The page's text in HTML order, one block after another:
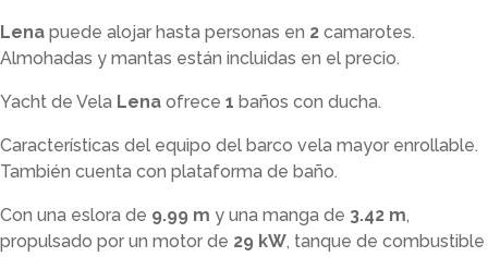
Lena puede alojar hasta personas en 2 camarotes.
Almohadas y mantas están incluidas en el precio.
Yacht de Vela Lena ofrece 1 baños con ducha.
Características del equipo del barco vela mayor enrollable.
También cuenta con plataforma de baño.
Con una eslora de 9.99 m y una manga de 3.42 m,
propulsado por un motor de 29 kW, tanque de combustible